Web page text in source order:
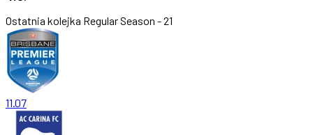
Ostatnia kolejka Regular Season - 21
11.07